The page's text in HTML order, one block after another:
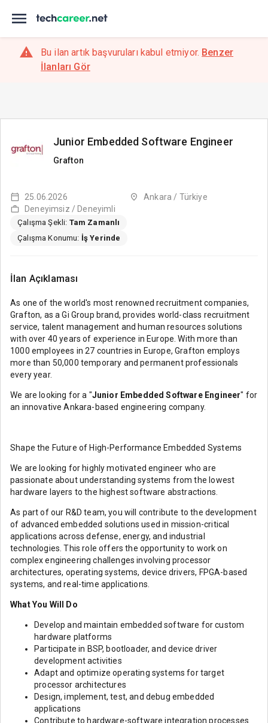
Bu ilan artık başvuruları kabul etmiyor. Benzer
İlanları Gör
Junior Embedded Software Engineer
Grafton
25.06.2026
Ankara / Türkiye
Deneyimsiz / Deneyimli
Çalışma Şekli: Tam Zamanlı
Çalışma Konumu: İş Yerinde
İlan Açıklaması
As one of the world's most renowned recruitment companies,
Grafton, as a Gi Group brand, provides world-class recruitment
service, talent management and human resources solutions
with over 40 years of experience in Europe. With more than
1000 employees in 27 countries in Europe, Grafton employs
more than 50,000 temporary and permanent professionals
every year.
We are looking for a "Junior Embedded Software Engineer" for
an innovative Ankara-based engineering company.
Shape the Future of High-Performance Embedded Systems
We are looking for highly motivated engineer who are
passionate about understanding systems from the lowest
hardware layers to the highest software abstractions.
As part of our R&D team, you will contribute to the development
of advanced embedded solutions used in mission-critical
applications across defense, energy, and industrial
technologies. This role offers the opportunity to work on
complex engineering challenges involving processor
architectures, operating systems, device drivers, FPGA-based
systems, and real-time applications.
What You Will Do
Develop and maintain embedded software for custom
hardware platforms
Participate in BSP, bootloader, and device driver
development activities
Adapt and optimize operating systems for target
processor architectures
Design, implement, test, and debug embedded
applications
Contribute to hardware-software integration processes